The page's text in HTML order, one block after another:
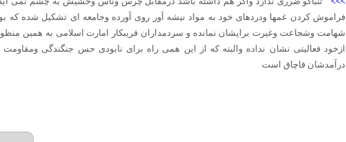
فراموش کردن غمها ودردهای خود به مواد نیشه آور روی آورده وجامعه ای تشکیل شده که
شهامت وشجاعت وغیرت برایشان نمانده و سردمداران فریبکار امارت اسلامی به همین
ازخود فعالیتی نشان نداده والبته که از این همی راه برای نابودی حس جنگندگی
درآمدشان قاچاق است